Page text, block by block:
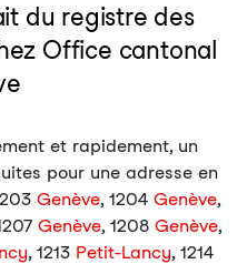
du registre des
Office cantonal
et rapidement, un
pour une adresse en
Genève, 1204 Genève,
Genève, 1208 Genève,
, 1213 Petit-Lancy, 1214